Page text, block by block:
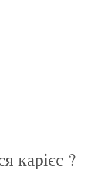
карієс ?